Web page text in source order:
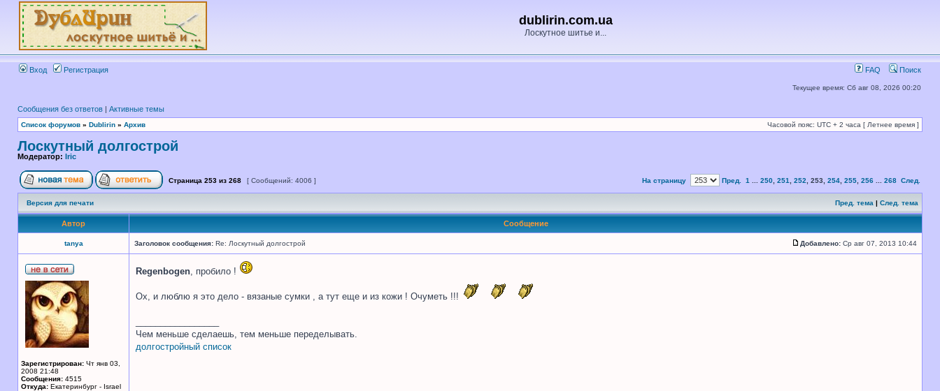
dublirin.com.ua
Лоскутное шитье и...
Вход Регистрация FAQ Поиск
Текущее время: Сб авг 08, 2026 00:20
Сообщения без ответов | Активные темы
Список форумов » Dublirin » Архив Часовой пояс: UTC + 2 часа [ Летнее время ]
Лоскутный долгострой
Модератор: Iric
Страница 253 из 268 [ Сообщений: 4006 ] На страницу Пред. 1 250 251 252 253 254 255 256 268 След.
Версия для печати Пред. тема | След. тема
Автор Сообщение
tanya Заголовок сообщения: Re: Лоскутный долгострой Добавлено: Ср авг 07, 2013 10:44
Зарегистрирован: Чт янв 03,
2008 21:48
Сообщения: 4515
Откуда: Екатеринбург - Israel
Regenbogen, пробило !
Ох, и люблю я это дело - вязаные сумки , а тут еще и из кожи ! Очуметь !!!
Чем меньше сделаешь, тем меньше переделывать.
долгостройный список